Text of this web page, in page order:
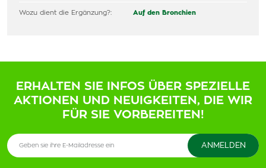
Wozu dient die Ergänzung?: Auf den Bronchien
ERHALTEN SIE INFOS ÜBER SPEZIELLE
AKTIONEN UND NEUIGKEITEN, DIE WIR
FÜR SIE VORBEREITEN!